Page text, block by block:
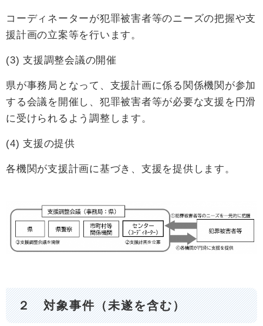
コーディネーターが犯罪被害者等のニーズの把握や支
援計画の立案等を行います。
(3) 支援調整会議の開催
県が事務局となって、支援計画に係る関係機関が参加
する会議を開催し、犯罪被害者等が必要な支援を円滑
に受けられるよう調整します。
(4) 支援の提供
各機関が支援計画に基づき、支援を提供します。
２ 対象事件（未遂を含む）